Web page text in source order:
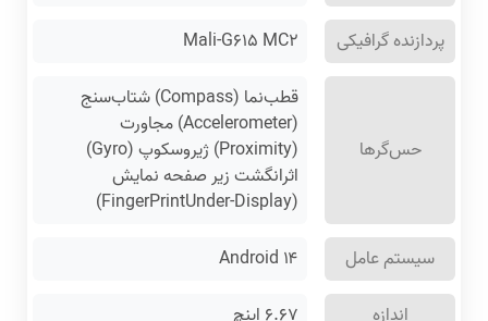
پردازنده گرافیکی
Mali-G۶۱۵ MC۲
حس‌گرها
قطب‌نما (Compass) شتاب‌سنج
(Accelerometer) مجاورت
(Proximity) ژیروسکوپ (Gyro)
اثرانگشت زیر صفحه نمایش
(FingerPrintUnder-Display)
سیستم عامل
Android ۱۴